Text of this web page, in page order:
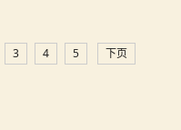
3 4 5 下页